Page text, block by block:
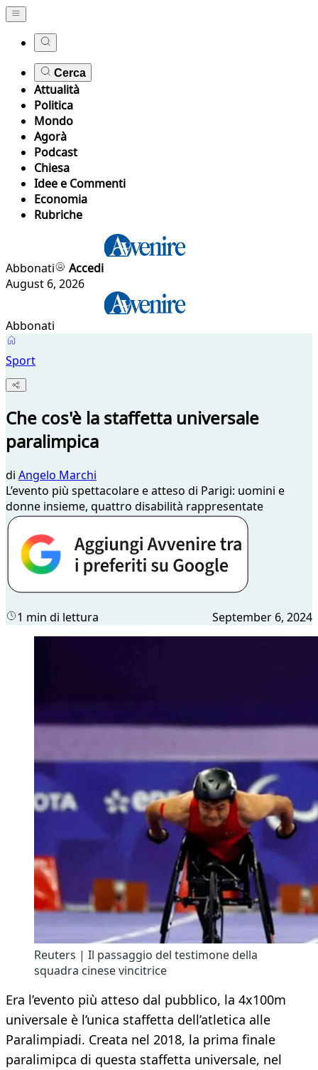
Cerca
Attualità
Politica
Mondo
Agorà
Podcast
Chiesa
Idee e Commenti
Economia
Rubriche
Abbonati
Accedi
August 6, 2026
Abbonati
Sport
Che cos'è la staffetta universale
paralimpica
di Angelo Marchi
L’evento più spettacolare e atteso di Parigi: uomini e
donne insieme, quattro disabilità rappresentate
1 min di lettura September 6, 2024
Reuters | Il passaggio del testimone della
squadra cinese vincitrice
Era l’evento più atteso dal pubblico, la 4x100m
universale è l’unica staffetta dell’atletica alle
Paralimpiadi. Creata nel 2018, la prima finale
paralimipca di questa staffetta universale, nel